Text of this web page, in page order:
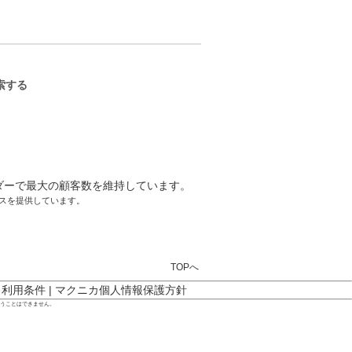
を提供しています。
TOPへ
用条件| マクニカ個人情報保護方針
ことはできません。